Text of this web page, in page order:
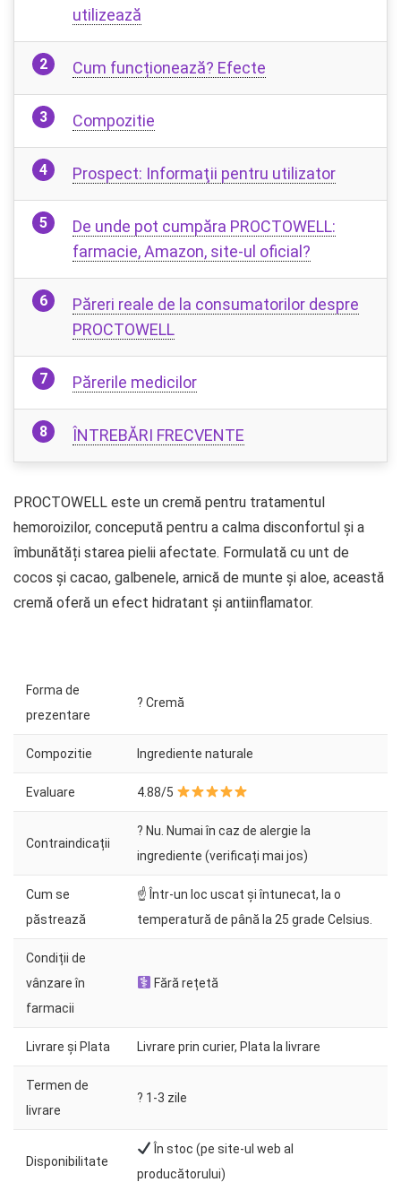
utilizează
Cum funcționează? Efecte
Compozitie
Prospect: Informaţii pentru utilizator
De unde pot cumpăra PROCTOWELL:
farmacie, Amazon, site-ul oficial?
Păreri reale de la consumatorilor despre
PROCTOWELL
Părerile medicilor
ÎNTREBĂRI FRECVENTE
PROCTOWELL este un cremă pentru tratamentul
hemoroizilor, concepută pentru a calma disconfortul și a
îmbunătăți starea pielii afectate. Formulată cu unt de
cocos și cacao, galbenele, arnică de munte și aloe, această
cremă oferă un efect hidratant și antiinflamator.
Forma de
prezentare
? Cremă
Compozitie Ingrediente naturale
Evaluare 4.88/5
Contraindicații
? Nu. Numai în caz de alergie la
ingrediente (verificați mai jos)
Cum se
păstrează
☝ Într-un loc uscat și întunecat, la o
temperatură de până la 25 grade Celsius.
Condiții de
vânzare în
farmacii
Fără rețetă
Livrare și Plata Livrare prin curier, Plata la livrare
Termen de
livrare
?️ 1-3 zile
Disponibilitate
În stoc (pe site-ul web al
producătorului)